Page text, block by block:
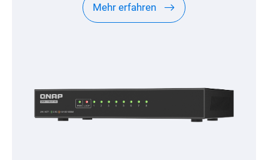
Mehr erfahren